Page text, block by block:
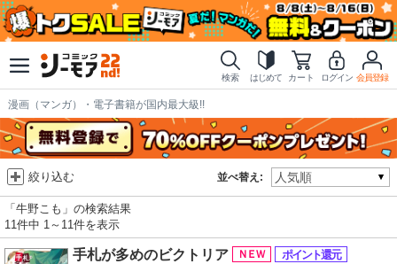
検索 はじめて カート ログイン 会員登録
漫画（マンガ）・電子書籍が国内最大級!!
並べ替え:
絞り込む
「牛野こも」の検索結果
11件中 1～11件を表示
手札が多めのビクトリア